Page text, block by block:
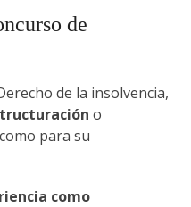
de
de la insolvencia,
o
para su
como